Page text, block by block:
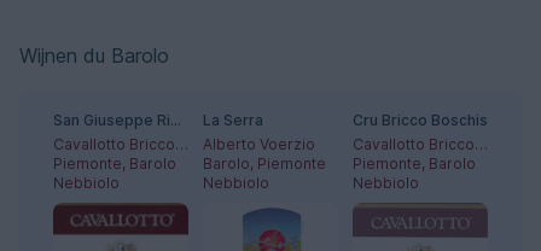
Wijnen du Barolo
San Giuseppe Riserva
Cavallotto Bricco Boschis
Piemonte, Barolo
Nebbiolo
La Serra
Alberto Voerzio
Barolo, Piemonte
Nebbiolo
Cru Bricco Boschis
Cavallotto Bricco Boschis
Piemonte, Barolo
Nebbiolo